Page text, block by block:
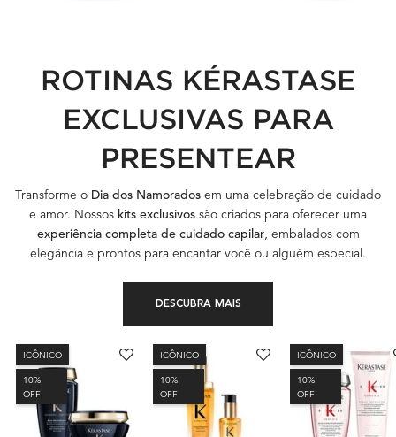
ROTINAS KÉRASTASE
EXCLUSIVAS PARA
PRESENTEAR
Transforme o Dia dos Namorados em uma celebração de cuidado
e amor. Nossos kits exclusivos são criados para oferecer uma
experiência completa de cuidado capilar, embalados com
elegância e prontos para encantar você ou alguém especial.
DESCUBRA MAIS
ICÔNICO
10%
OFF
ICÔNICO
10%
OFF
ICÔNICO
10%
OFF